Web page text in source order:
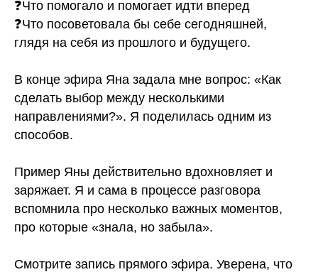
❓Что помогало и помогает идти вперед
❓Что посоветовала бы себе сегодняшней,
глядя на себя из прошлого и будущего.
В конце эфира Яна задала мне вопрос: «Как
сделать выбор между несколькими
направлениями?». Я поделилась одним из
способов.
Пример Яны действительно вдохновляет и
заряжает. Я и сама в процессе разговора
вспомнила про несколько важных моментов,
про которые «знала, но забыла».
Смотрите запись прямого эфира. Уверена, что